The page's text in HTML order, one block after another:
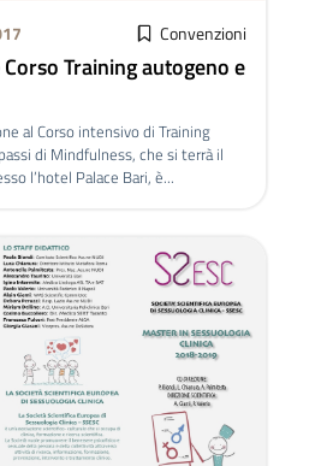
Convenzioni
Training autogeno e
al Corso intensivo di Training
di Mindfulness, che si terrà il
l’hotel Palace Bari, è...